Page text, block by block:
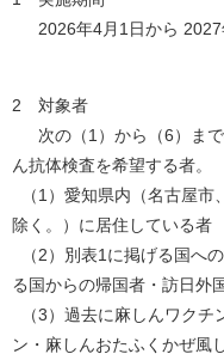
2026年4月1日から 2027
2 対象者
次の（1）から（6）まで
ん抗体検査を希望する者。
（1）愛知県内（名古屋市
除く。）に居住している者
（2）別表1に掲げる国へ
る国からの帰国者・訪日外
（3）過去に麻しんワクチ
ン・麻しんおたふくかぜ風